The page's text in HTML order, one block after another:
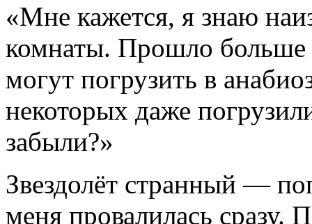
«Мне кажется, я знаю
комнаты. Прошло больше
могут погрузить в
некоторых даже
забыли?»
Звездолёт странный —
меня провалилась сразу.